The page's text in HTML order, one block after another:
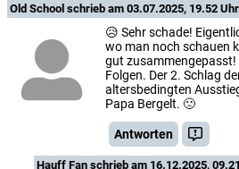
Old School schrieb am 03.07.2025, 19.52
😥 Sehr schade!
wo man noch schauen
gut zusammengepasst!
Folgen. Der 2. Schlag
altersbedingten
Papa Bergelt. 🙁
Antworten
Hauff Fan schrieb am 16.12.2025,